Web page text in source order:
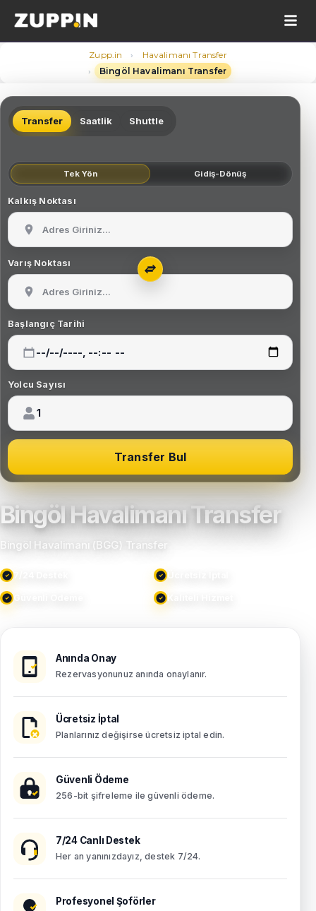
Zupp.in ›
Havalimanı Transfer
›
Bingöl Havalimanı Transfer
Transfer Saatlik Shuttle
Tek Yön Gidiş-Dönüş
Kalkış Noktası
Varış Noktası
Başlangıç Tarihi
Yolcu Sayısı
Transfer Bul
Bingöl Havalimanı Transfer
Bingöl Havalimanı (BGG) Transfer
Anında Onay
Rezervasyonunuz anında onaylanır.
Ücretsiz İptal
Planlarınız değişirse ücretsiz iptal edin.
Güvenli Ödeme
256-bit şifreleme ile güvenli ödeme.
7/24 Canlı Destek
Her an yanınızdayız, destek 7/24.
Profesyonel Şoförler